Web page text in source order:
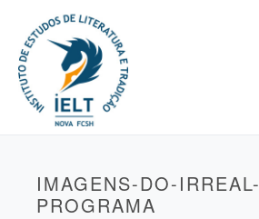
IMAGENS-DO-IRREAL-
PROGRAMA